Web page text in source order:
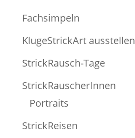
Fachsimpeln
KlugeStrickArt ausstellen
StrickRausch-Tage
StrickRauscherInnen
Portraits
StrickReisen